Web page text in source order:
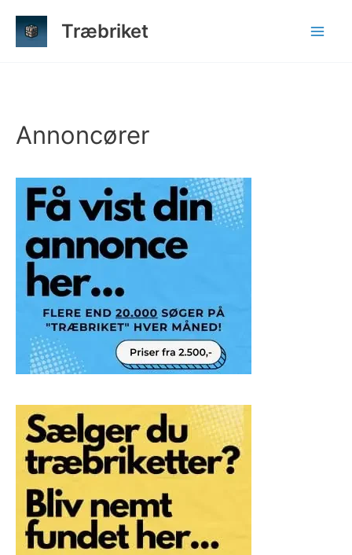
Træbriket
Annoncører